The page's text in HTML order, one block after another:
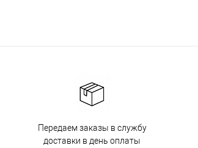
Передаем заказы в службу
доставки в день оплаты